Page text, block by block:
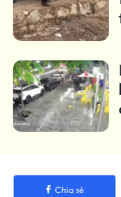
Chia sẻ